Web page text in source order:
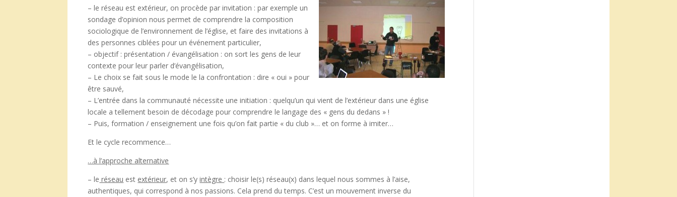
– le réseau est extérieur, on procède par invitation : par exemple un
sondage d’opinion nous permet de comprendre la composition
sociologique de l’environnement de l’église, et faire des invitations à
des personnes ciblées pour un événement particulier,
– objectif : présentation / évangélisation : on sort les gens de leur
contexte pour leur parler d’évangélisation,
– Le choix se fait sous le mode le la confrontation : dire « oui » pour
être sauvé,
– L’entrée dans la communauté nécessite une initiation : quelqu’un qui vient de l’extérieur dans une église
locale a tellement besoin de décodage pour comprendre le langage des « gens du dedans » !
– Puis, formation / enseignement une fois qu’on fait partie « du club »… et on forme à imiter…
Et le cycle recommence…
…à l’approche alternative
– le réseau est extérieur, et on s’yintègre : choisir le(s) réseau(x) dans lequel nous sommes à l’aise,
authentiques, qui correspond à nos passions. Cela prend du temps. C’est un mouvement inverse du